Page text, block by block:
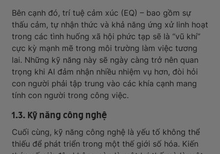
Bên cạnh đó, trí tuệ cảm xúc (EQ) – bao gồm sự
thấu cảm, tự nhận thức và khả năng ứng xử linh hoạt
trong các tình huống xã hội phức tạp sẽ là “vũ khí”
cực kỳ mạnh mẽ trong môi trường làm việc tương
lai. Những kỹ năng này sẽ ngày càng trở nên quan
trọng khi AI đảm nhận nhiều nhiệm vụ hơn, đòi hỏi
con người phải tập trung vào các khía cạnh mang
tính con người trong công việc.
1.3. Kỹ năng công nghệ
Cuối cùng, kỹ năng công nghệ là yếu tố không thể
thiếu để phát triển trong một thế giới số hóa. Kiến